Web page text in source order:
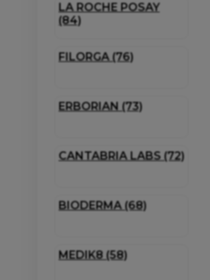
LA ROCHE POSAY
(84)
FILORGA (76)
ERBORIAN (73)
CANTABRIA LABS (72)
BIODERMA (68)
MEDIK8 (58)